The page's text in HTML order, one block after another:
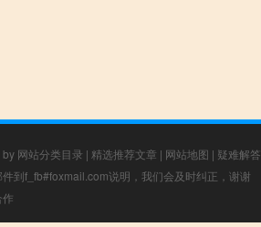
by 网站分类目录 | 精选推荐文章 | 网站地图 | 疑难解答
到f_fb#foxmail.com说明，我们会及时纠正，谢谢